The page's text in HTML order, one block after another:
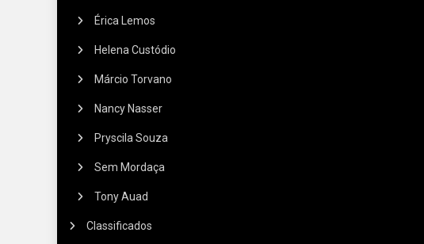
Érica Lemos
Helena Custódio
Márcio Torvano
Nancy Nasser
Pryscila Souza
Sem Mordaça
Tony Auad
Classificados